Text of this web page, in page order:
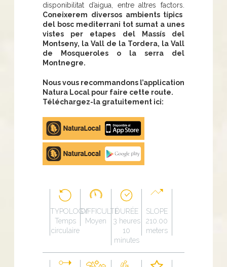
disponibilitat d’aigua, entre altres factors.
Coneixerem diversos ambients típics
del bosc mediterrani tot sumat a unes
vistes per etapes del Massís del
Montseny, la Vall de la Tordera, la Vall
de Mosqueroles o la serra del
Montnegre.
Nous vous recommandons l’application
Natura Local pour faire cette route.
Téléchargez-la gratuitement ici:
Apple
store
Google
Play
TYPOLOGY
Temps
circulaire
DIFFICULTÉ
Moyen
DURÉE
3 heures
10
minutes
SLOPE
210.00
meters